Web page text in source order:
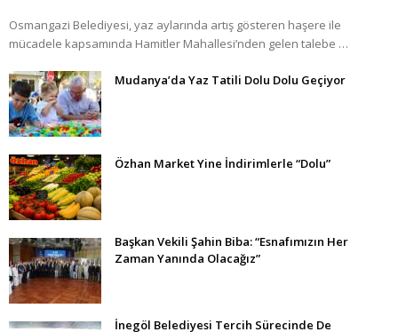
Osmangazi Belediyesi, yaz aylarında artış gösteren haşere ile
mücadele kapsamında Hamitler Mahallesi’nden gelen talebe …
Mudanya’da Yaz Tatili Dolu Dolu Geçiyor
Özhan Market Yine İndirimlerle “Dolu”
Başkan Vekili Şahin Biba: “Esnafımızın Her
Zaman Yanında Olacağız”
İnegöl Belediyesi Tercih Sürecinde De